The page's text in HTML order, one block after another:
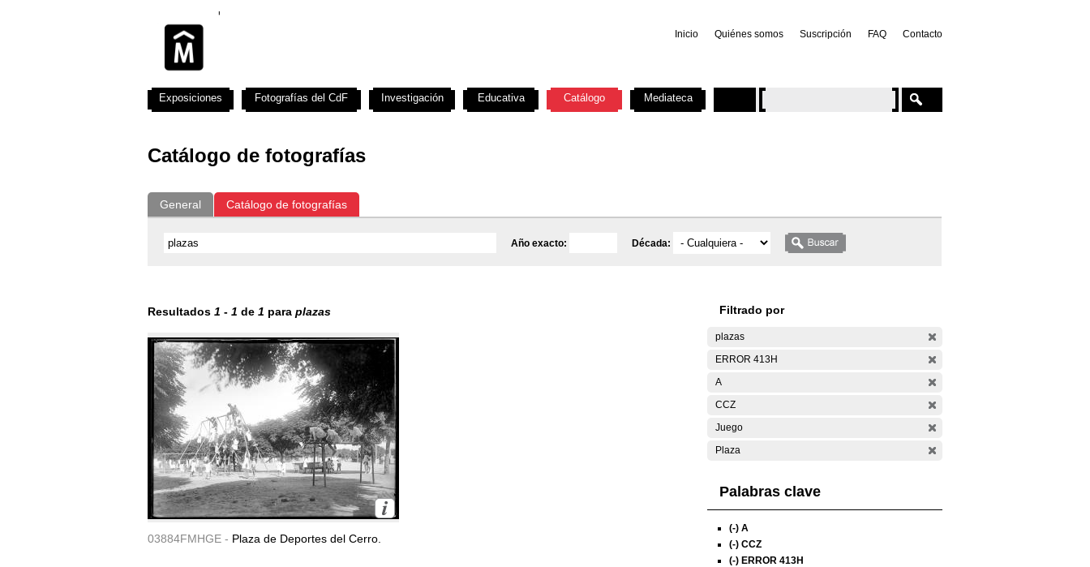
Inicio Quiénes somos Suscripción FAQ Contacto
Catálogo de fotografías
General Catálogo de fotografías
Año exacto: Década:
Resultados 1 - 1 de 1 para plazas
03884FMHGE - Plaza de Deportes del Cerro.
Filtrado por
plazas
ERROR 413H
A
CCZ
Juego
Plaza
Palabras clave
(-) A
(-) CCZ
(-) ERROR 413H
Exposiciones Fotografías del CdF Investigación Educativa Catálogo Mediateca